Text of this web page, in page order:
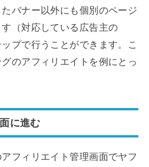
バナー以外にも個別のページ
（対応している広告主の
プで行うことができます。こ
のアフィリエイトを例にとっ
に進む
フィリエイト管理画面でヤフ